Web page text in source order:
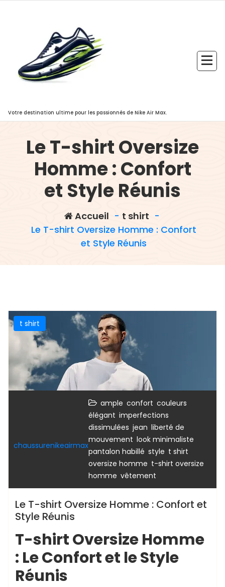
Votre destination ultime pour les passionnés de Nike Air Max.
Le T-shirt Oversize
Homme : Confort
et Style Réunis
Accueil - t shirt -
Le T-shirt Oversize Homme : Confort
et Style Réunis
t shirt
chaussurenikeairmax
ample confort couleurs
élégant imperfections
dissimulées jean liberté de
mouvement look minimaliste
pantalon habillé style t shirt
oversize homme t-shirt oversize
homme vêtement
Le T-shirt Oversize Homme : Confort et
Style Réunis
T-shirt Oversize Homme
: Le Confort et le Style
Réunis